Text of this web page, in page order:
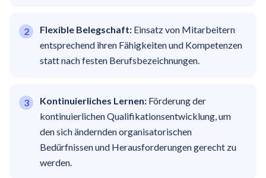
Flexible Belegschaft: Einsatz von Mitarbeitern
entsprechend ihren Fähigkeiten und Kompetenzen
statt nach festen Berufsbezeichnungen.
Kontinuierliches Lernen: Förderung der
kontinuierlichen Qualifikationsentwicklung, um
den sich ändernden organisatorischen
Bedürfnissen und Herausforderungen gerecht zu
werden.